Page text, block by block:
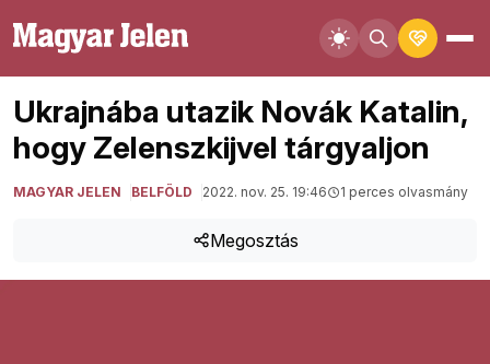
Ukrajnába utazik Novák Katalin,
hogy Zelenszkijvel tárgyaljon
MAGYAR JELEN BELFÖLD 2022. nov. 25. 19:46 1 perces olvasmány
Megosztás